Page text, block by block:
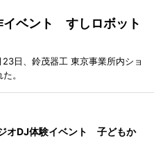
イベント すしロボット
日、鈴茂器工 東京事業所内ショ
。
オDJ体験イベント 子どもか